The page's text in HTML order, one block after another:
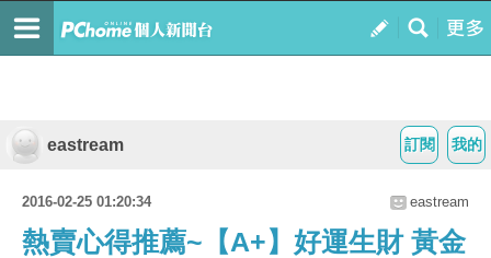
我的
訂閱
eastream
2016-02-25 01:20:34 eastream
熱賣心得推薦~【A+】好運生財 黃金